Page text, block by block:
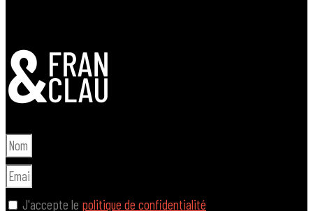
J'accepte le politique de confidentialité